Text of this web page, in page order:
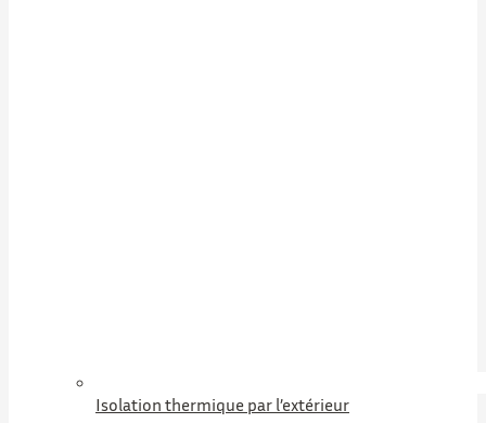
Isolation thermique par l’extérieur